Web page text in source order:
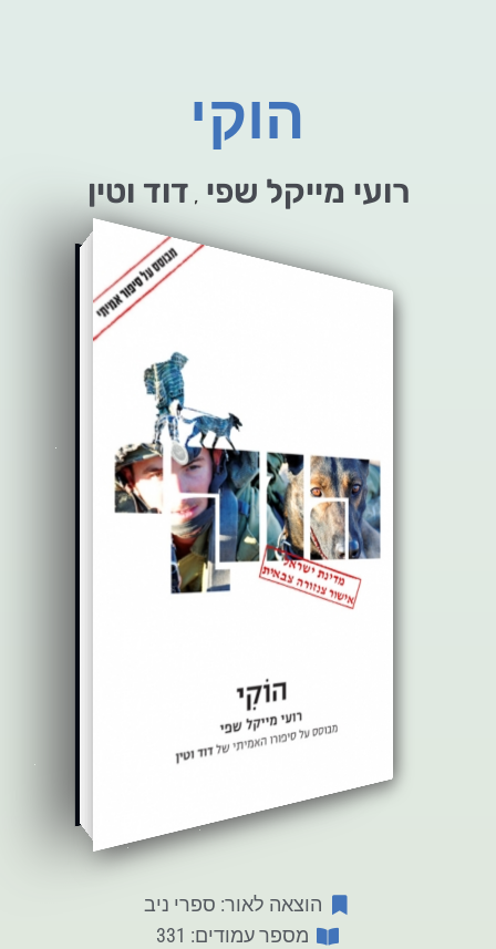
הוקי
רועי מייקל שפי , דוד וטין
הוצאה לאור: ספרי ניב
מספר עמודים: 331